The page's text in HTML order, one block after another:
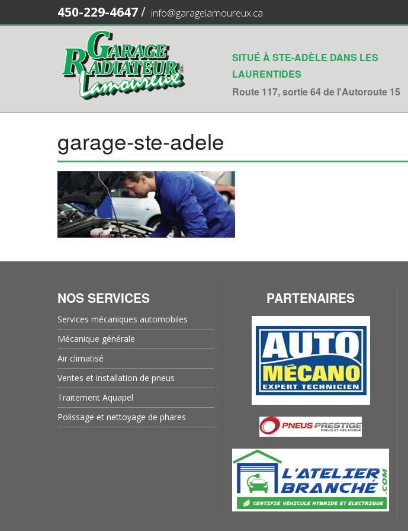
450-229-4647/ info@garagelamoureux.ca
SITUÉ À STE-ADÈLE DANS LES
LAURENTIDES
Route 117, sortie 64 de l'Autoroute 15
garage-ste-adele
NOS SERVICES
Services mécaniques automobiles
Mécanique générale
Air climatisé
Ventes et installation de pneus
Traitement Aquapel
Polissage et nettoyage de phares
PARTENAIRES